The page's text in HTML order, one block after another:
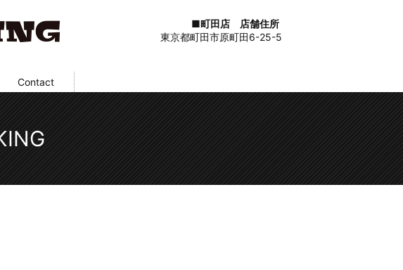
■町田店 店舗住所
東京都町田市原町田6-25-5
Contact